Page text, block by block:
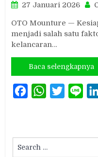
27 Januari 2026
OTO Mounture —
menjadi salah satu
kelancaran…
Baca selengkapnya
FacebookWhatsAppTwitter
for: